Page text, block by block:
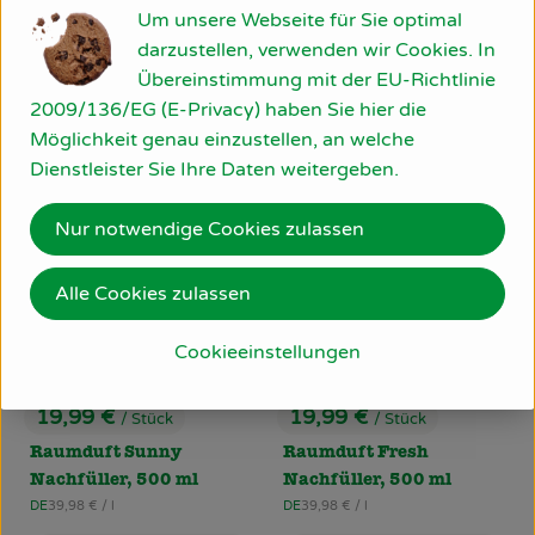
, Preis:
23,90 € / Stück
Zirbenkugel
, Herkunft:
, Referenzpreis:
23,90 €/ 1 STÜCK
, Preis:
19,90 €/ 1 Stück
Aroma Duftstein Lava
, Herkunft:
China
, Preis:
19,99 €/ Stück
Raumduft Sunny
Nachfüller, 500 ml
, Herkunft:
DE, Referenzpreis:
39,98 € / l
Produkt zum Warenkorb
, Kontrollstelle:
.
Produkt zu Favouriten hinzufügen
, Preis:
19,99 €/ Stück
Raumduft Fresh
Nachfüller, 500 ml
, Herkunft:
DE, Referenzpreis:
39,98 € / l
Produkt zu Favouriten
Um unsere Webseite für Sie optimal
darzustellen, verwenden wir Cookies. In
Übereinstimmung mit der EU-Richtlinie
2009/136/EG (E-Privacy) haben Sie hier die
Möglichkeit genau einzustellen, an welche
Dienstleister Sie Ihre Daten weitergeben.
Cookieeinstellungen
Nur notwendige Cookies zulassen
Alle Cookies zulassen